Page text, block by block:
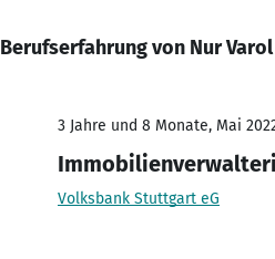
Berufserfahrung von Nur Varol
3 Jahre und 8 Monate, Mai
Volksbank Stuttgart eG